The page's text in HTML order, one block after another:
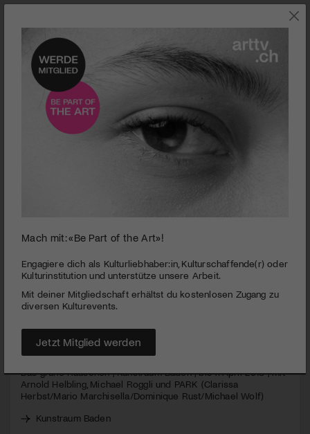
seconds
minutes,
seconds
Kunstraum Baden | Das grüne Rauschen
PUBLIZIERT AM 21. MÄRZ 2013
Thema Natur und Technik bewegen. Alle auf ganz
unterschiedliche Art und Weise.
MEHR
Das grüne Rauschen | Kunstraum Baden | bis 7. April 2013 | mit
Arnold Helbling, Michael Roggli und PARK (Clarissa
Herbst/Mario Marchisella/Dominique Rust/Michael Wolf)
Kunstraum Baden
Mach mit: «Be Part of the Art»!
Engagiere dich als Kulturliebhaber:in, Kulturschaffende(r) oder
Kulturinstitution und unterstütze unsere Arbeit.
Mit deiner Mitgliedschaft erhältst du kostenlosen Zugang zu
diversen Kulturevents.
Jetzt Mitglied werden